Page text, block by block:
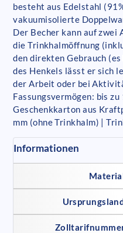
besteht aus Edelstahl
vakuumisolierte
Der Becher kann auf zwei
die Trinkhalmöffnung
den direkten Gebrauch
des Henkels lässt er sich
der Arbeit oder bei
Fassungsvermögen: bis
Geschenkkarton aus
mm (ohne Trinkhalm) |
Informationen